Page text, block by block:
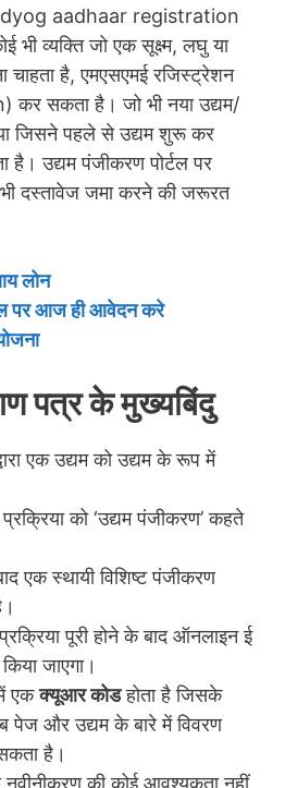
aadhaar registration
व्यक्ति जो एक सूक्ष्म, लघु या
चाहता है, एमएसएमई रजिस्ट्रेशन
सकता है। जो भी नया उद्यम/
जिसने पहले से उद्यम शुरू कर
उद्यम पंजीकरण पोर्टल पर
दस्तावेज जमा करने की जरूरत
लोन
पर आज ही आवेदन करे
पत्र के मुख्यबिंदु
एक उद्यम को उद्यम के रूप में
को ‘उद्यम पंजीकरण’ कहते
एक स्थायी विशिष्ट पंजीकरण
पूरी होने के बाद ऑनलाइन ई
जाएगा।
एकक्यूआर कोडहोता है जिसके
वेब पेज और उद्यम के बारे में विवरण
है।
की कोई आवश्यकता नहीं